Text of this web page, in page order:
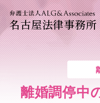
名古屋法律事務所
離婚調停中